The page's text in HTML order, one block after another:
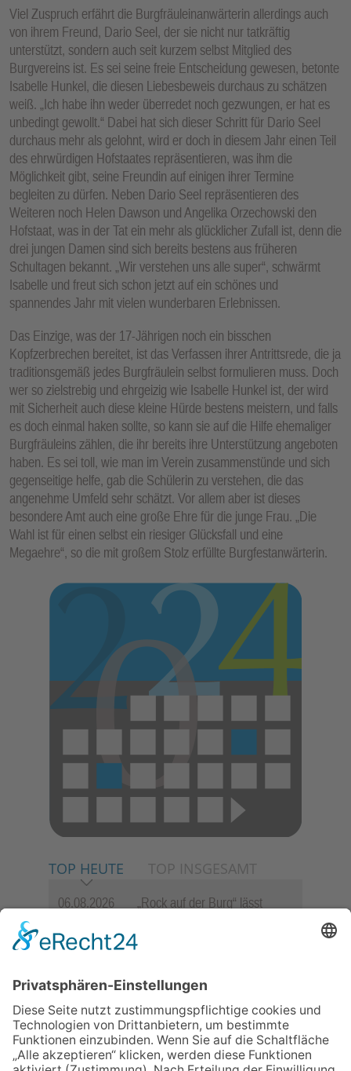
Viel Zuspruch erfährt die Burgfräuleinanwärterin allerdings auch
von ihrem Freund, Dario Seel, der sie nicht nur tatkräftig
unterstützt, sondern auch seit kurzem selbst Mitglied des
Burgvereins ist. Es sei seine freie Entscheidung gewesen, betonte
Isabelle Hunkel, die diesen Liebesbeweis durchaus zu schätzen
weiß. „Ich habe ihn weder überredet noch gezwungen, er hat es
unbedingt gewollt.“ Dabei hat sich dieser Schritt für Dario Seel
durchaus mehr als gelohnt, wird er doch in diesem Jahr einen Teil
des ehrwürdigen Hofstaates repräsentieren, was ihm die
Möglichkeit gibt, seine Freundin auf einigen ihrer Termine
begleiten zu dürfen. Neben Dario Seel repräsentieren des
Weiteren noch Helen Dawson und Angelika Orzechowski den
Hofstaat, was in der Tat ein mehr als glücklicher Zufall ist, denn die
drei jungen Damen sind sich bereits bestens aus früheren
Schultagen bekannt. „Wir verstehen uns alle super“, schwärmt
Isabelle und freut sich schon jetzt auf ein schönes und
spannendes Jahr mit vielen wunderbaren Erlebnissen.
Das Einzige, was der 17-Jährigen noch ein bisschen
Kopfzerbrechen bereitet, ist das Verfassen ihrer Antrittsrede, die ja
traditionsgemäß jedes Burgfräulein selbst formulieren muss. Doch
wer so zielstrebig und ehrgeizig wie Isabelle Hunkel ist, der wird
mit Sicherheit auch diese kleine Hürde bestens meistern, und falls
es doch einmal haken sollte, so kann sie auf die Hilfe ehemaliger
Burgfräuleins zählen, die ihr bereits ihre Unterstützung angeboten
haben. Es sei toll, wie man im Verein zusammenstünde und sich
gegenseitige helfe, gab die Schülerin zu verstehen, die das
angenehme Umfeld sehr schätzt. Vor allem aber ist dieses
besondere Amt auch eine große Ehre für die junge Frau. „Die
Wahl ist für einen selbst ein riesiger Glücksfall und eine
Megaehre“, so die mit großem Stolz erfüllte Burgfestanwärterin.
TOP HEUTE TOP INSGESAMT
06.08.2026
„Rock auf der Burg“ lässt
06.08.2026
„Freundschaft, das ist wie
Jürgen Rohrmann setzt auf
Gemeinschaft und Bewährtes
06.08.2026
Schulranzen schenken Kindern
einen guten Start
06.08.2026
Zwischen Fachwerk, Wein und